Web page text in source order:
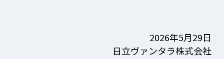
2026年5月29日
日立ヴァンタラ株式会社